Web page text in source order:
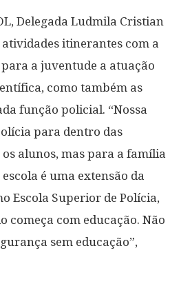
Delegada Ludmila Cristian
itinerantes com a
a juventude a atuação
como também as
função policial. “Nossa
para dentro das
os alunos, mas para a família
é uma extensão da
Escola Superior de Polícia,
começa com educação. Não
sem educação”,